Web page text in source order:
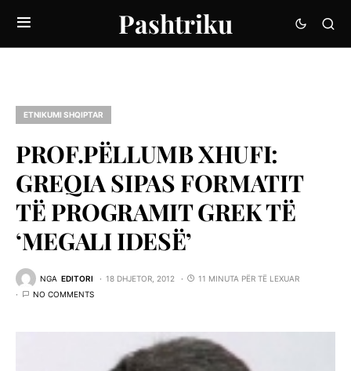
Pashtriku
ETNIKUMI SHQIPTAR
PROF.PËLLUMB XHUFI:
GREQIA SIPAS FORMATIT
TË PROGRAMIT GREK TË
‘MEGALI IDESË’
NGA EDITORI 18 DHJETOR, 2012
11 MINUTA PËR TË LEXUAR
NO COMMENTS